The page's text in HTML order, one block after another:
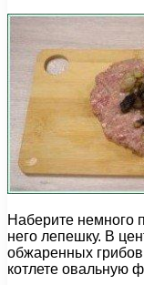
Наберите немного
него лепешку. В
обжаренных
котлете овальную